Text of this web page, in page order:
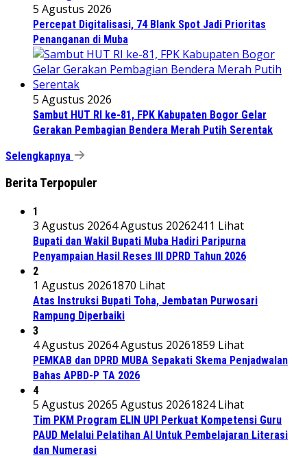
5 Agustus 2026
Percepat Digitalisasi, 74 Blank Spot Jadi Prioritas
Penanganan di Muba
5 Agustus 2026
Sambut HUT RI ke-81, FPK Kabupaten Bogor Gelar
Gerakan Pembagian Bendera Merah Putih Serentak
Selengkapnya
Berita Terpopuler
1
3 Agustus 20264 Agustus 20262411 Lihat
Bupati dan Wakil Bupati Muba Hadiri Paripurna
Penyampaian Hasil Reses III DPRD Tahun 2026
2
1 Agustus 20261870 Lihat
Atas Instruksi Bupati Toha, Jembatan Purwosari
Rampung Diperbaiki
3
4 Agustus 20264 Agustus 20261859 Lihat
PEMKAB dan DPRD MUBA Sepakati Skema Penjadwalan
Bahas APBD-P TA 2026
4
5 Agustus 20265 Agustus 20261824 Lihat
Tim PKM Program ELIN UPI Perkuat Kompetensi Guru
PAUD Melalui Pelatihan AI Untuk Pembelajaran Literasi
dan Numerasi